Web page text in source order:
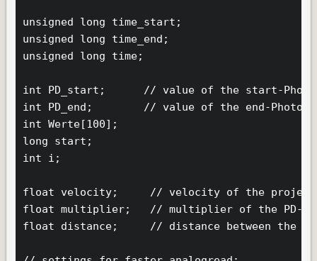
unsigned long time_start;
unsigned long time_end;
unsigned long time;
int PD_start;      // value of the start-
int PD_end;        // value of the end-
int Werte[100];
long start;
int i;
float velocity;     // velocity of the
float multiplier;   // multiplier of the PD-
float distance;     // distance between the